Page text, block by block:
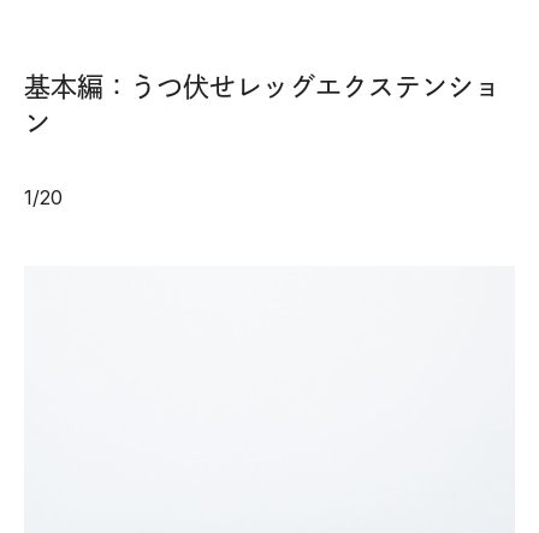
基本編：うつ伏せレッグエクステンショ
ン
1/20